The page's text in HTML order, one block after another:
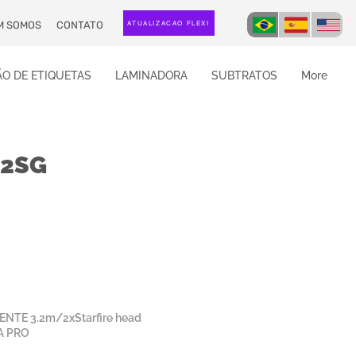
SOMOS CONTATO ATUALIZAÇÃO FLEXI
DE ETIQUETAS LAMINADORA SUBTRATOS More
3.2m/2xStarfire head
PRO